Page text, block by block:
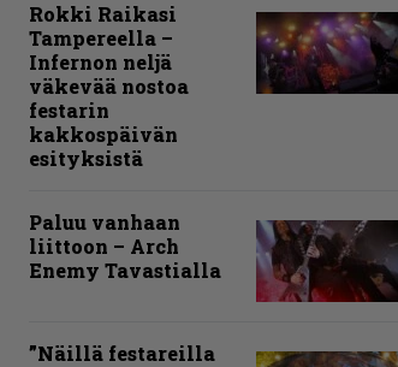
Rokki Raikasi
Tampereella –
Infernon neljä
väkevää nostoa
festarin
kakkospäivän
esityksistä
Paluu vanhaan
liittoon – Arch
Enemy Tavastialla
”Näillä festareilla